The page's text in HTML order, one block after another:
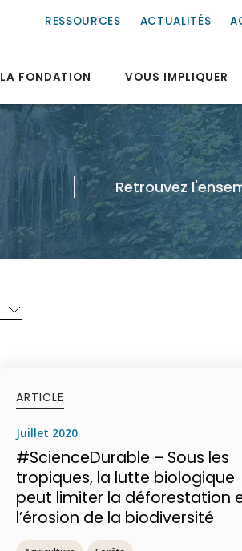
RESSOURCES ACTUALITÉS
LA FONDATION VOUS IMPLIQUER
Retrouvez
ARTICLE
juillet 2020
#ScienceDurable – Sous les
tropiques, la lutte biologique
peut limiter la déforestation
l’érosion de la biodiversité